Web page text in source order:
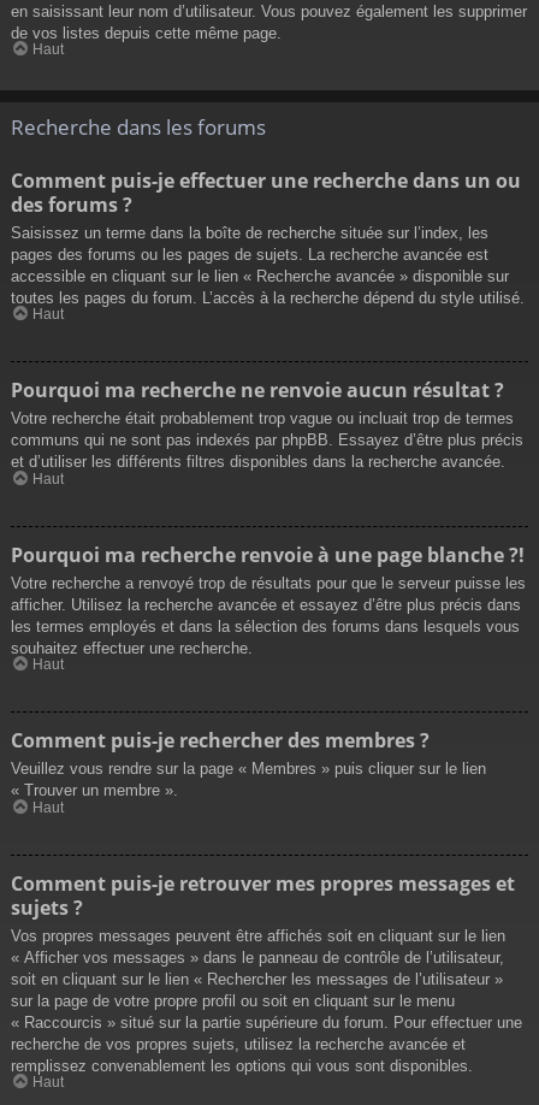
en saisissant leur nom d’utilisateur. Vous pouvez également les supprimer
de vos listes depuis cette même page.
Haut
Recherche dans les forums
Comment puis-je effectuer une recherche dans un ou
des forums ?
Saisissez un terme dans la boîte de recherche située sur l’index, les
pages des forums ou les pages de sujets. La recherche avancée est
accessible en cliquant sur le lien « Recherche avancée » disponible sur
toutes les pages du forum. L’accès à la recherche dépend du style utilisé.
Haut
Pourquoi ma recherche ne renvoie aucun résultat ?
Votre recherche était probablement trop vague ou incluait trop de termes
communs qui ne sont pas indexés par phpBB. Essayez d’être plus précis
et d’utiliser les différents filtres disponibles dans la recherche avancée.
Haut
Pourquoi ma recherche renvoie à une page blanche ?!
Votre recherche a renvoyé trop de résultats pour que le serveur puisse les
afficher. Utilisez la recherche avancée et essayez d’être plus précis dans
les termes employés et dans la sélection des forums dans lesquels vous
souhaitez effectuer une recherche.
Haut
Comment puis-je rechercher des membres ?
Veuillez vous rendre sur la page « Membres » puis cliquer sur le lien
« Trouver un membre ».
Haut
Comment puis-je retrouver mes propres messages et
sujets ?
Vos propres messages peuvent être affichés soit en cliquant sur le lien
« Afficher vos messages » dans le panneau de contrôle de l’utilisateur,
soit en cliquant sur le lien « Rechercher les messages de l’utilisateur »
sur la page de votre propre profil ou soit en cliquant sur le menu
« Raccourcis » situé sur la partie supérieure du forum. Pour effectuer une
recherche de vos propres sujets, utilisez la recherche avancée et
remplissez convenablement les options qui vous sont disponibles.
Haut